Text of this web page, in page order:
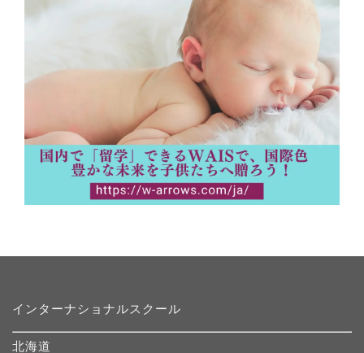
インターナショナルスクール
北海道